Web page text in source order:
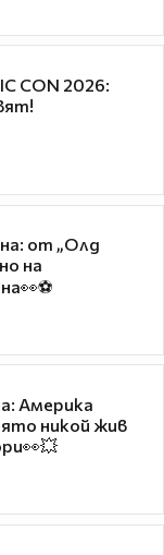
CON 2026:
от „Олд
на
Америка
никой жив